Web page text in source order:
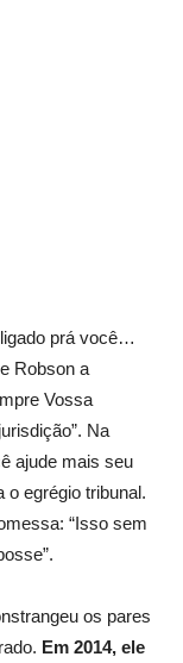
prá você…
Robson a
Vossa
Na
ajude mais seu
egrégio tribunal.
“Isso sem
os pares
Em 2014, ele